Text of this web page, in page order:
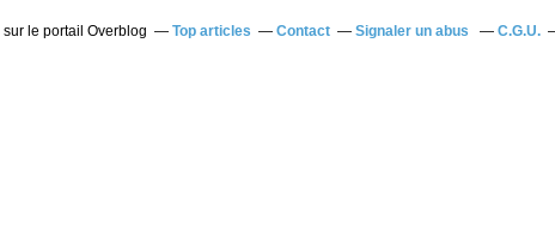
sur le portail Overblog Top articles Contact Signaler un abus C.G.U.